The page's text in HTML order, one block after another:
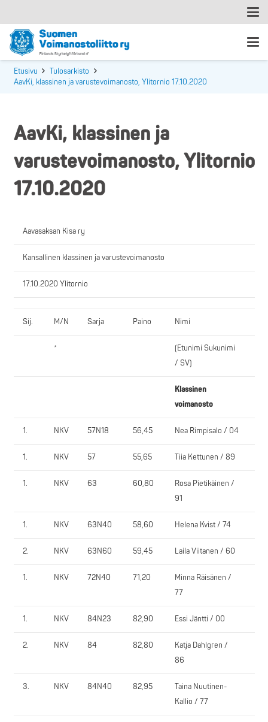
Etusivu
Tulosarkisto
AavKi, klassinen ja varustevoimanosto, Ylitornio 17.10.2020
AavKi, klassinen ja
varustevoimanosto, Ylitornio
17.10.2020
Aavasaksan Kisa ry
Kansallinen klassinen ja varustevoimanosto
17.10.2020 Ylitornio
Sij. M/N Sarja Paino Nimi
*
(Etunimi Sukunimi
/ SV)
Klassinen
voimanosto
1. NKV 57N18 56,45 Nea Rimpisalo / 04
1. NKV 57 55,65 Tiia Kettunen / 89
1. NKV 63 60,80
Rosa Pietikäinen /
91
1. NKV 63N40 58,60 Helena Kvist / 74
2. NKV 63N60 59,45 Laila Viitanen / 60
1. NKV 72N40 71,20
Minna Räisänen /
77
1. NKV 84N23 82,90 Essi Jäntti / 00
2. NKV 84 82,80
Katja Dahlgren /
86
3. NKV 84N40 82,95
Taina Nuutinen-
Kallio / 77